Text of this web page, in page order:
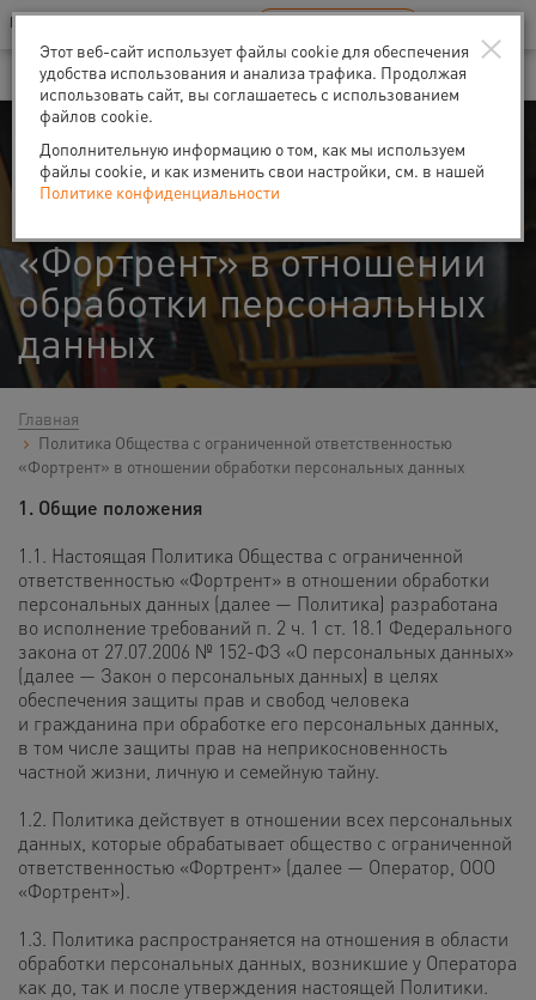
Ваш город:Самара
В Вашем регионе нет наших офисов RU EN
Политика Общества с
ограниченной
ответственностью
«Фортрент» в отношении
обработки персональных
данных
Главная
Политика Общества с ограниченной ответственностью
«Фортрент» в отношении обработки персональных данных
1. Общие положения
1.1. Настоящая Политика Общества с ограниченной
ответственностью «Фортрент» в отношении обработки
персональных данных (далее — Политика) разработана
во исполнение требований п. 2 ч. 1 ст. 18.1 Федерального
закона от 27.07.2006 № 152-ФЗ «О персональных данных»
(далее — Закон о персональных данных) в целях
обеспечения защиты прав и свобод человека
и гражданина при обработке его персональных данных,
в том числе защиты прав на неприкосновенность
частной жизни, личную и семейную тайну.
1.2. Политика действует в отношении всех персональных
данных, которые обрабатывает общество с ограниченной
ответственностью «Фортрент» (далее — Оператор, ООО
«Фортрент»).
1.3. Политика распространяется на отношения в области
обработки персональных данных, возникшие у Оператора
как до, так и после утверждения настоящей Политики.
×
Этот веб-сайт использует файлы cookie для обеспечения
удобства использования и анализа трафика. Продолжая
использовать сайт, вы соглашаетесь с использованием
файлов cookie.
Дополнительную информацию о том, как мы используем
файлы cookie, и как изменить свои настройки, см. в нашей
Политике конфиденциальности